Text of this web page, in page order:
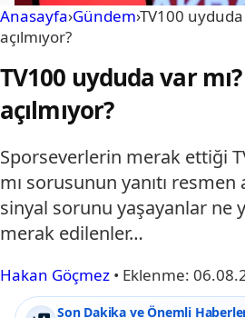
Anasayfa›Gündem›TV100
açılmıyor?
TV100 uyduda var
açılmıyor?
Sporseverlerin merak ettiği
mı sorusunun yanıtı resmen
sinyal sorunu yaşayanlar ne
merak edilenler…
Hakan Göçmez • Eklenme:
Son Dakika ve Önemli